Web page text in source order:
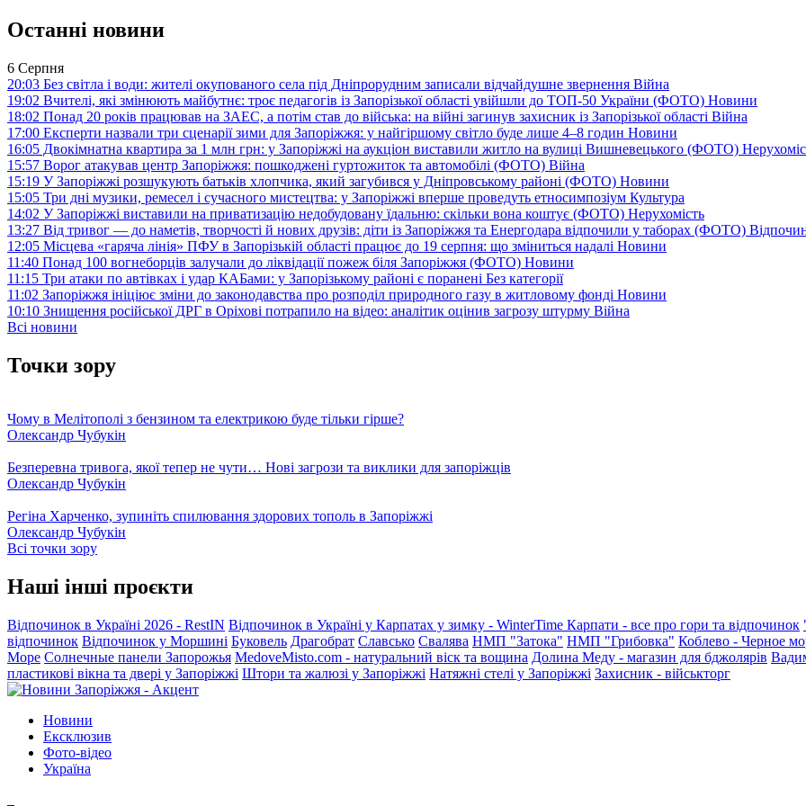
Останні новини
6 Серпня
20:03 Без світла і води: жителі окупованого села під Дніпрорудним записали відчайдушне звернення Війна
19:02 Вчителі, які змінюють майбутнє: троє педагогів із Запорізької області увійшли до ТОП-50 України (ФОТО) Новини
18:02 Понад 20 років працював на ЗАЕС, а потім став до війська: на війні загинув захисник із Запорізької області Війна
17:00 Експерти назвали три сценарії зими для Запоріжжя: у найгіршому світло буде лише 4–8 годин Новини
16:05 Двокімнатна квартира за 1 млн грн: у Запоріжжі на аукціон виставили житло на вулиці Вишневецького (ФОТО)
15:57 Ворог атакував центр Запоріжжя: пошкоджені гуртожиток та автомобілі (ФОТО) Війна
15:19 У Запоріжжі розшукують батьків хлопчика, який загубився у Дніпровському районі (ФОТО) Новини
15:05 Три дні музики, ремесел і сучасного мистецтва: у Запоріжжі вперше проведуть етносимпозіум Культура
14:02 У Запоріжжі виставили на приватизацію недобудовану їдальню: скільки вона коштує (ФОТО) Нерухомість
13:27 Від тривог — до наметів, творчості й нових друзів: діти із Запоріжжя та Енергодара відпочили у таборах (ФОТО)
12:05 Місцева «гаряча лінія» ПФУ в Запорізькій області працює до 19 серпня: що зміниться надалі Новини
11:40 Понад 100 вогнеборців залучали до ліквідації пожеж біля Запоріжжя (ФОТО) Новини
11:15 Три атаки по автівках і удар КАБами: у Запорізькому районі є поранені Без категорії
11:02 Запоріжжя ініціює зміни до законодавства про розподіл природного газу в житловому фонді Новини
10:10 Знищення російської ДРГ в Оріхові потрапило на відео: аналітик оцінив загрозу штурму Війна
Всі новини
Точки зору
Чому в Мелітополі з бензином та електрикою буде тільки гірше?
Олександр Чубукін
Безперевна тривога, якої тепер не чути… Нові загрози та виклики для запоріжців
Олександр Чубукін
Регіна Харченко, зупиніть спилювання здорових тополь в Запоріжжі
Олександр Чубукін
Всі точки зору
Наші інші проєкти
Відпочинок в Україні 2026 - RestIN Відпочинок в Україні у Карпатах у зимку - WinterTime Карпати - все про гори та відпочинок
відпочинок Відпочинок у Моршині Буковель Драгобрат Славсько Свалява НМП "Затока" НМП "Грибовка" Коблево - Черное
Море Солнечные панели Запорожья MedoveMisto.com - натуральний віск та вощина Долина Меду - магазин для бджолярів
пластикові вікна та двері у Запоріжжі Штори та жалюзі у Запоріжжі Натяжні стелі у Запоріжжі Захисник - військторг
Новини
Ексклюзив
Фото-відео
Україна